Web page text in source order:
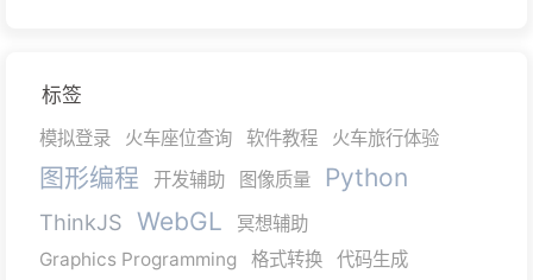
标签
模拟登录 火车座位查询 软件教程 火车旅行体验
图形编程 开发辅助 图像质量 Python
ThinkJS WebGL
冥想辅助
Graphics Programming
格式转换
代码生成